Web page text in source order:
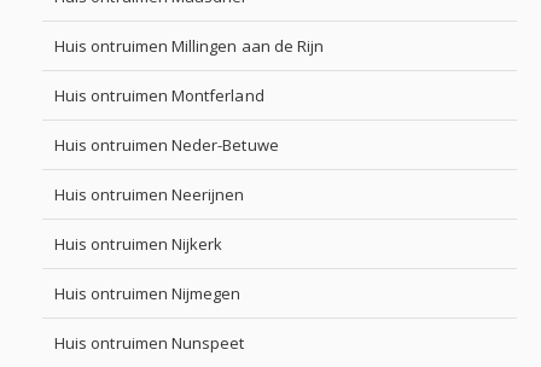
Huis ontruimen Millingen aan de Rijn
Huis ontruimen Montferland
Huis ontruimen Neder-Betuwe
Huis ontruimen Neerijnen
Huis ontruimen Nijkerk
Huis ontruimen Nijmegen
Huis ontruimen Nunspeet